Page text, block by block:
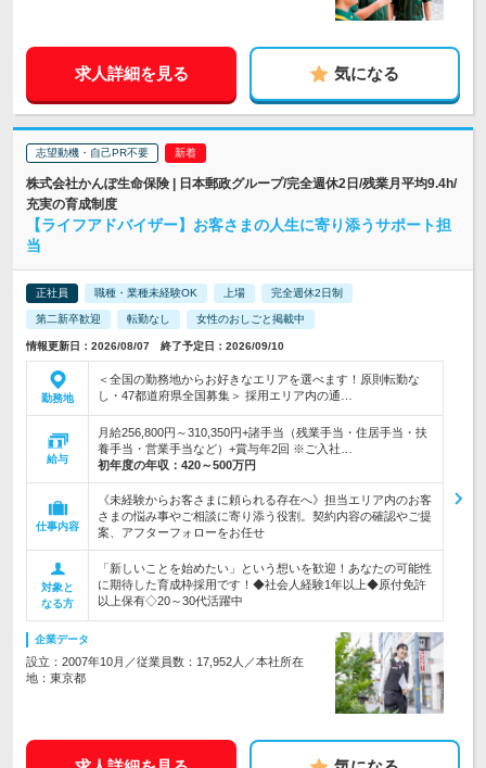
求人詳細を見る 気になる
志望動機・自己PR不要
株式会社かんぽ生命保険 | 日本郵政グループ/完全週休2日/残業月平均9.4h/
充実の育成制度
【ライフアドバイザー】お客さまの人生に寄り添うサポート担
当
正社員 職種・業種未経験OK 上場 完全週休2日制
第二新卒歓迎 転勤なし 女性のおしごと掲載中
情報更新日：2026/08/07 終了予定日：2026/09/10
勤務地
＜全国の勤務地からお好きなエリアを選べます！原則転勤な
し・47都道府県全国募集＞ 採用エリア内の通…
給与
月給256,800円～310,350円+諸手当（残業手当・住居手当・扶
養手当・営業手当など）+賞与年2回 ※ご入社…
初年度の年収： 420～500万円
仕事内容
《未経験からお客さまに頼られる存在へ》担当エリア内のお客
さまの悩み事やご相談に寄り添う役割。契約内容の確認やご提
案、アフターフォローをお任せ
対象と
なる方
「新しいことを始めたい」という想いを歓迎！あなたの可能性
に期待した育成枠採用です！◆社会人経験1年以上◆原付免許
以上保有◇20～30代活躍中
企業データ
設立：2007年10月／従業員数：17,952人／本社所在
地：東京都